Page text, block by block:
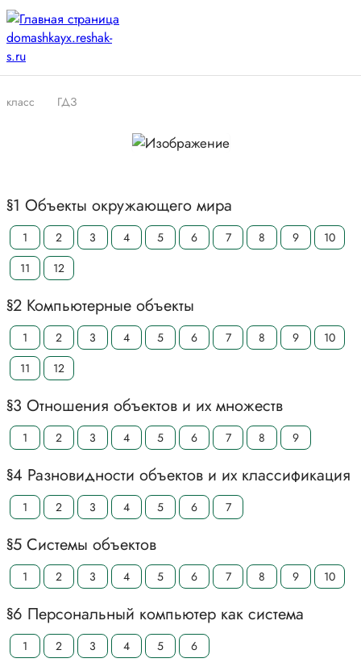
класс ГДЗ
§1 Объекты окружающего мира
1 2 3 4 5 6 7 8 9
10
11
12
§2 Компьютерные объекты
1 2 3 4 5 6 7 8 9
10
11
12
§3 Отношения объектов и их множеств
1 2 3 4 5 6 7 8 9
§4 Разновидности объектов и их классификация
1 2 3 4 5 6 7
§5 Системы объектов
1 2 3 4 5 6 7 8 9 10
§6 Персональный компьютер как система
1 2 3 4 5 6